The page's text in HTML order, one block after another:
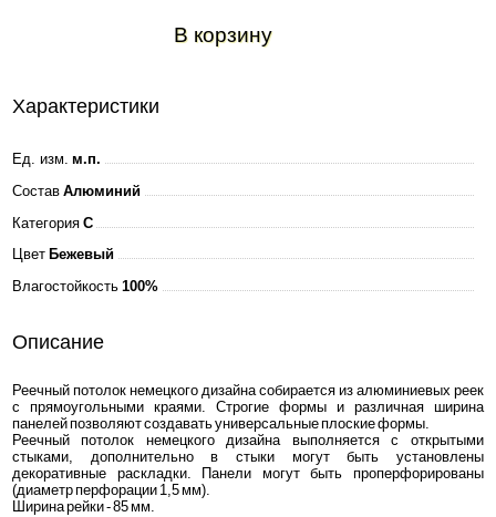
В корзину
Характеристики
Ед. изм. м.п.
Состав Алюминий
Категория C
Цвет Бежевый
Влагостойкость 100%
Описание
Реечный потолок немецкого дизайна собирается из алюминиевых реек
с прямоугольными краями. Строгие формы и различная ширина
панелей позволяют создавать универсальные плоские формы.
Реечный потолок немецкого дизайна выполняется с открытыми
стыками, дополнительно в стыки могут быть установлены
декоративные раскладки. Панели могут быть проперфорированы
(диаметр перфорации 1,5 мм).
Ширина рейки - 85 мм.